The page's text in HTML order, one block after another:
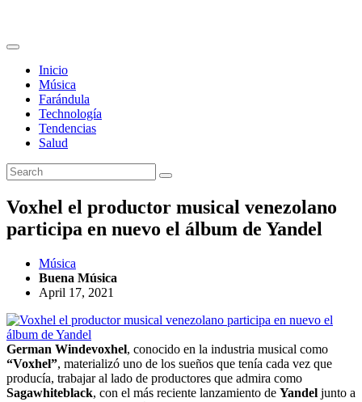
Inicio
Música
Farándula
Technología
Tendencias
Salud
Voxhel el productor musical venezolano
participa en nuevo el álbum de Yandel
Música
Buena Música
April 17, 2021
German Windevoxhel, conocido en la industria musical como
“Voxhel”, materializó uno de los sueños que tenía cada vez que
producía, trabajar al lado de productores que admira como
Sagawhiteblack, con el más reciente lanzamiento de Yandel junto a